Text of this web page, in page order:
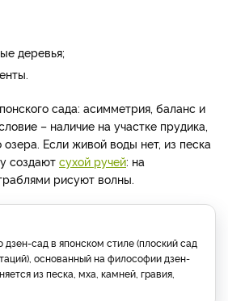
деревья;
сада: асимметрия, баланс и
– наличие на участке прудика,
Если живой воды нет, из песка
создают сухой ручей: на
рисуют волны.
дзен-сад в японском стиле (плоский сад
основанный на философии дзен-
из песка, мха, камней, гравия,